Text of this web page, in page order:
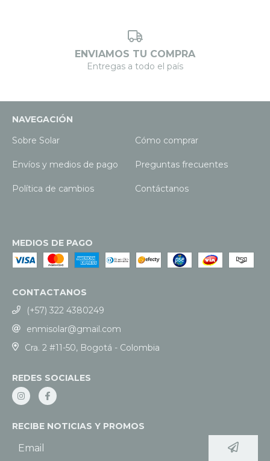
ENVIAMOS TU COMPRA
Entregas a todo el país
NAVEGACIÓN
Sobre Solar
Cómo comprar
Envíos y medios de pago Preguntas frecuentes
Política de cambios Contáctanos
MEDIOS DE PAGO
CONTACTANOS
(+57) 322 4380249
enmisolar@gmail.com
Cra. 2 #11-50, Bogotá - Colombia
REDES SOCIALES
RECIBE NOTICIAS Y PROMOS